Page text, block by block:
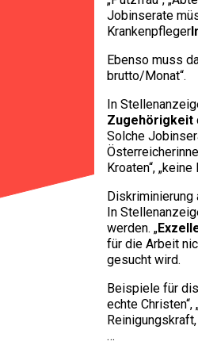
Jobinserate
Krankenpfleger
Ebenso muss
brutto/Monat“.
In
Zugehörigkeit
Solche
Kroaten“, „keine
Diskriminierung
In
werden. „
für die Arbeit
gesucht wird.
Beispiele für
echte
…